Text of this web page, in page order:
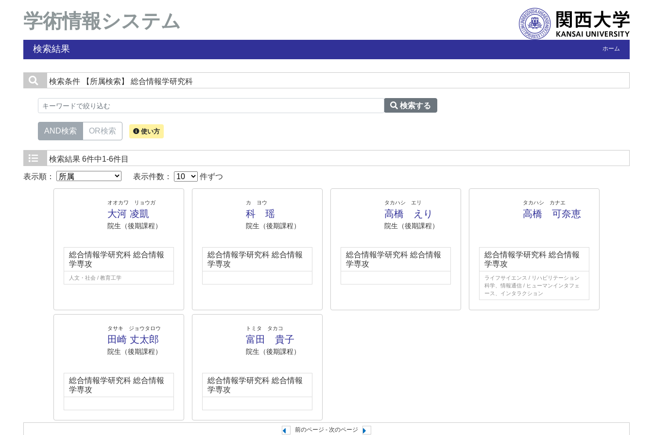
学術情報システム
検索結果 ホーム
検索条件 【所属検索】 総合情報学研究科
検索する
AND検索 OR検索 使い方
検索結果 6件中1-6件目
表示順： 表示件数： 件ずつ
オオカワ リョウガ
大河 凌凱
院生（後期課程）
総合情報学研究科 総合情報
学専攻
人文・社会 / 教育工学
カ ヨウ
科 瑶
院生（後期課程）
総合情報学研究科 総合情報
学専攻
タカハシ エリ
高橋 えり
院生（後期課程）
総合情報学研究科 総合情報
学専攻
タカハシ カナエ
高橋 可奈恵
総合情報学研究科 総合情報
学専攻
ライフサイエンス / リハビリテーション
科学、情報通信 / ヒューマンインタフェ
ース、インタラクション
タサキ ジョウタロウ
田崎 丈太郎
院生（後期課程）
総合情報学研究科 総合情報
学専攻
トミタ タカコ
富田 貴子
院生（後期課程）
総合情報学研究科 総合情報
学専攻
前のページ - 次のページ